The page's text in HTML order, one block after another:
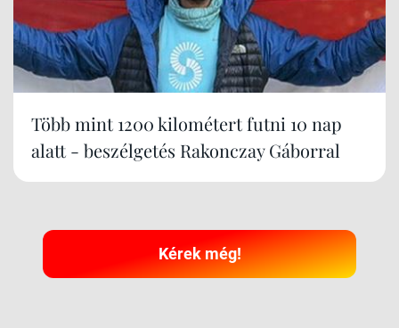
Több mint 1200 kilométert futni 10 nap
alatt - beszélgetés Rakonczay Gáborral
Kérek még!